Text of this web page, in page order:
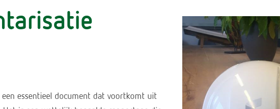
essentieel document dat voortkomt uit